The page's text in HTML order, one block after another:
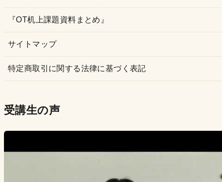
『OT机上課題資料まとめ』
サイトマップ
特定商取引に関する法律に基づく表記
受講生の声